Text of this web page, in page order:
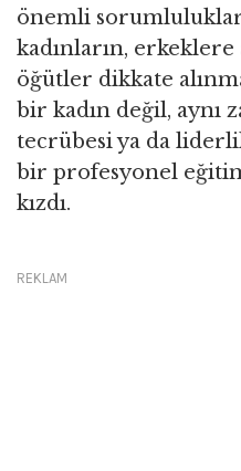
önemli
kadınların,
öğütler dikkate
bir kadın değil, aynı
tecrübesi ya da
bir profesyonel
kızdı.
REKLAM